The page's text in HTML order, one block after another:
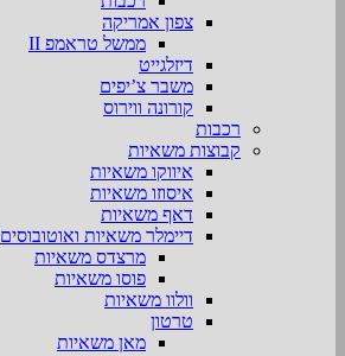
צפון אמריקה
ממשל טראמפ II
דיזלגייט
משבר צ’יפים
קורונה ווירוס
רכבות
קבוצות משאיות
איווקו משאיות
איסוזו משאיות
דאף משאיות
דיימלר משאיות ואוטובוסים
מרצדס משאיות
פוסו משאיות
וולוו משאיות
טרטון
מאן משאיות